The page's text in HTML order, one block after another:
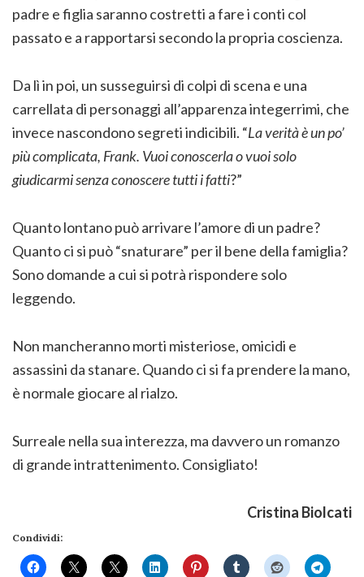
padre e figlia saranno costretti a fare i conti col
passato e a rapportarsi secondo la propria coscienza.
Da lì in poi, un susseguirsi di colpi di scena e una
carrellata di personaggi all’apparenza integerrimi, che
invece nascondono segreti indicibili. “La verità è un po’
più complicata, Frank. Vuoi conoscerla o vuoi solo
giudicarmi senza conoscere tutti i fatti?”
Quanto lontano può arrivare l’amore di un padre?
Quanto ci si può “snaturare” per il bene della famiglia?
Sono domande a cui si potrà rispondere solo
leggendo.
Non mancheranno morti misteriose, omicidi e
assassini da stanare. Quando ci si fa prendere la mano,
è normale giocare al rialzo.
Surreale nella sua interezza, ma davvero un romanzo
di grande intrattenimento. Consigliato!
Cristina Biolcati
Condividi: